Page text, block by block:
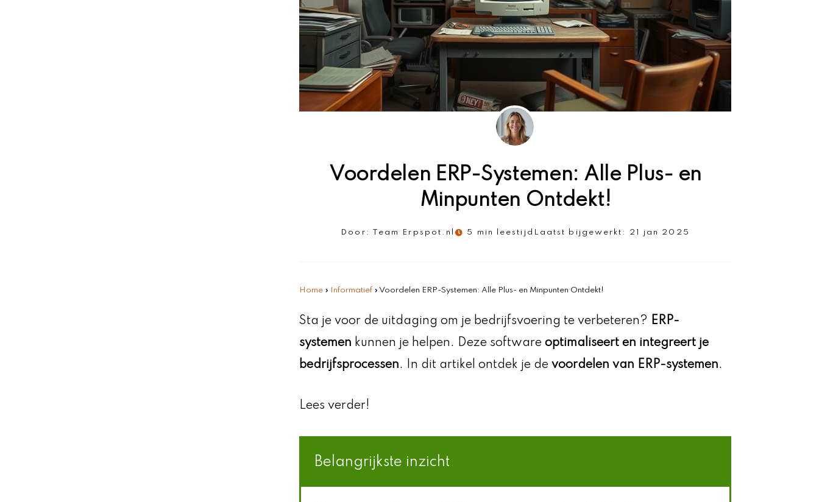
Voordelen ERP-Systemen: Alle Plus- en
Minpunten Ontdekt!
Door: Team Erpspot.nl 5 min leestijd Laatst bijgewerkt: 21 jan 2025
Home » Informatief » Voordelen ERP-Systemen: Alle Plus- en Minpunten Ontdekt!
Sta je voor de uitdaging om je bedrijfsvoering te verbeteren? ERP-
systemen kunnen je helpen. Deze software optimaliseert en integreert je
bedrijfsprocessen. In dit artikel ontdek je de voordelen van ERP-systemen.
Lees verder!
Belangrijkste inzicht